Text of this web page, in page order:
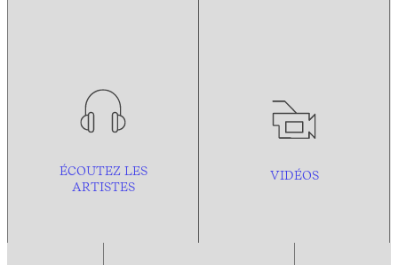
ÉCOUTEZ LES
ARTISTES
VIDÉOS